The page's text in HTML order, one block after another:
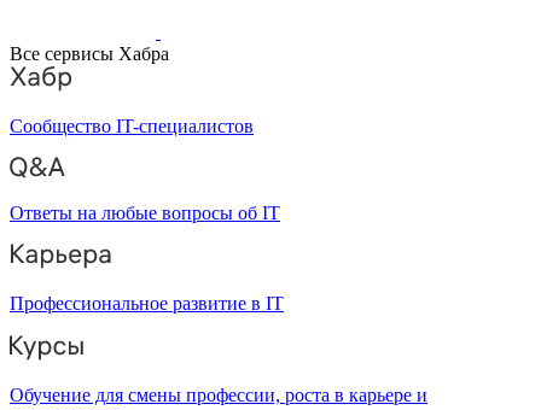
Все сервисы Хабра
Сообщество IT-специалистов
Ответы на любые вопросы об IT
Профессиональное развитие в IT
Обучение для смены профессии, роста в карьере и